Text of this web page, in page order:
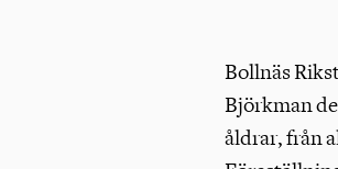
Bollnäs
Björkman
åldrar, från